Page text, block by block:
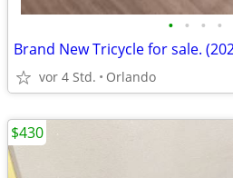
• • • •
Brand New Tricycle for sale.
vor 4 Std. Orlando
$430